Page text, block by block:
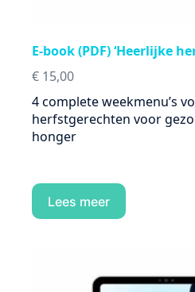
E-book (PDF) ‘Heerlijke
€ 15,00
4 complete weekmenu’s
herfstgerechten voor
honger
Lees meer